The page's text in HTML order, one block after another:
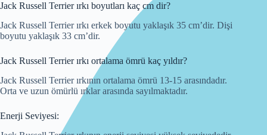
Jack Russell Terrier ırkı boyutları kaç cm dir?
Jack Russell Terrier ırkı erkek boyutu yaklaşık 35 cm’dir. Dişi
boyutu yaklaşık 33 cm’dir.
Jack Russell Terrier ırkı ortalama ömrü kaç yıldır?
Jack Russell Terrier ırkının ortalama ömrü 13-15 arasındadır.
Orta ve uzun ömürlü ırklar arasında sayılmaktadır.
Enerji Seviyesi: